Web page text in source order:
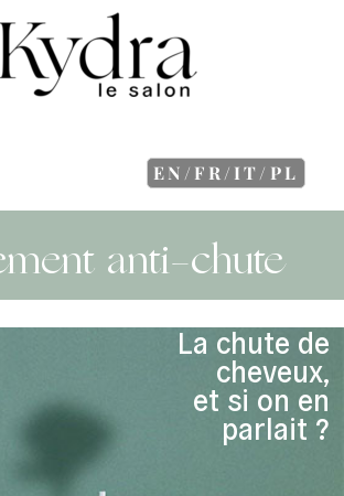
EN/FR/IT/PL
anti-chute
La chute de
cheveux,
et si on en
parlait ?